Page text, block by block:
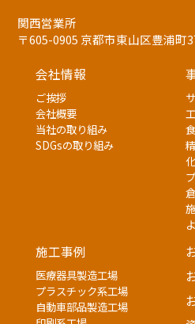
関西営業所
〒605-0905 京都市東山区豊浦町
会社情報
ご挨拶
会社概要
当社の取り組み
SDGsの取り組み
施工事例
医療器具製造工場
プラスチック系工場
自動車部品製造工場